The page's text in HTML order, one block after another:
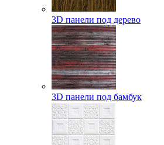
3D панели под дерево
3D панели под бамбук